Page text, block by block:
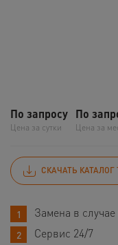
По запросу
Цена за сутки
По
Цена за
СКАЧАТЬ КАТАЛОГ
Замена в
Сервис 24/7